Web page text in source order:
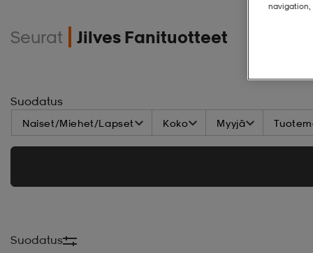
Seurat Jilves Fanituotteet
Suodatus
Naiset/Miehet/Lapset Koko Myyjä
Suodatus
navigation,